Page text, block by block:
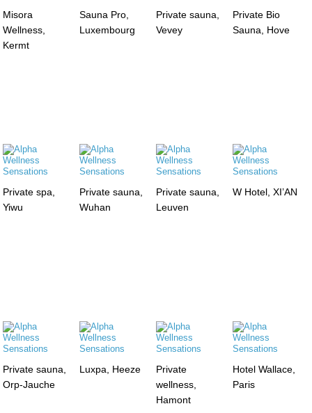
Misora
Wellness,
Kermt
Sauna Pro,
Luxembourg
Private sauna,
Vevey
Private Bio
Sauna, Hove
Private spa,
Yiwu
Private sauna,
Wuhan
Private sauna,
Leuven
W Hotel, XI’AN
Private sauna,
Orp-Jauche
Luxpa, Heeze
Private
wellness,
Hamont
Hotel Wallace,
Paris